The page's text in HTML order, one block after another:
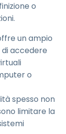
o
un ampio
accedere
o
spesso non
limitare la